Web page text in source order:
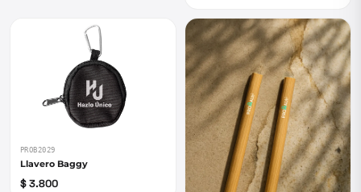
PROB2029
Llavero Baggy
$ 3.800